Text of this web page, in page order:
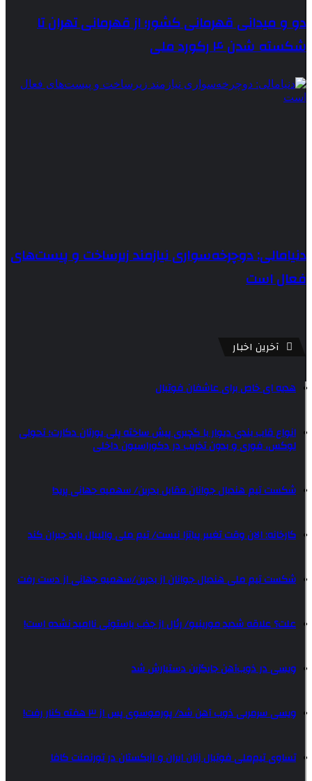
دو و میدانی قهرمانی کشور؛ از قهرمانی تهران تا
شکسته شدن ۴ رکورد ملی
دنیامالی: دوچرخه‌سواری نیازمند زیرساخت و پیست‌های
فعال است
آخرین اخبار
هدیه ای خاص برای عاشفان فوتبال
انواع قاب بندی دیوار با گچبری پیش ساخته پلی یورتان دکارت؛ تحولی
لوکس، فوری و بدون تخریب در دکوراسیون داخلی
شکست تیم هندبال جوانان مقابل بحرین/ سهمیه جهانی پرید!
کارخانه: الان وقت تغییر پیاتزا نیست/ تیم ملی والیبال باید جبران کند
شکست تیم ملی هندبال جوانان از بحرین/سهمیه جهانی از دست رفت
علت؟ علاقه شدید مورینیو/ رئال از جذب باستونی ناامید نشده است!
ویسی در ذوب‌آهن جایگزین دستیارش شد
ویسی سرمربی ذوب آهن شد/ پورموسوی پس از ۳ هفته کنار رفت!
تساوی تیم‌ملی فوتبال زنان ایران و ازبکستان در تورنمنت کافا